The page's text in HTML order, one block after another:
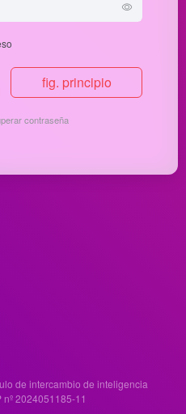
fig. principio
contraseña
de intercambio de inteligencia
nº 2024051185-11